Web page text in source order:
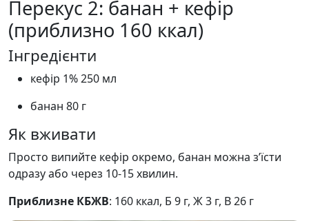
Перекус 2: банан + кефір
(приблизно 160 ккал)
Інгредієнти
кефір 1% 250 мл
банан 80 г
Як вживати
Просто випийте кефір окремо, банан можна з’їсти
одразу або через 10-15 хвилин.
Приблизне КБЖВ: 160 ккал, Б 9 г, Ж 3 г, В 26 г